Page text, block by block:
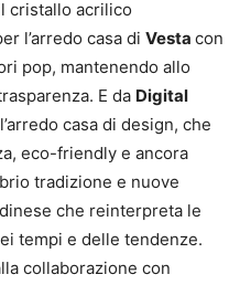
cristallo acrilico
l’arredo casa di Vesta con
pop, mantenendo allo
E da Digital
casa di design, che
eco-friendly e ancora
tradizione e nuove
che reinterpreta le
tempi e delle tendenze.
collaborazione con